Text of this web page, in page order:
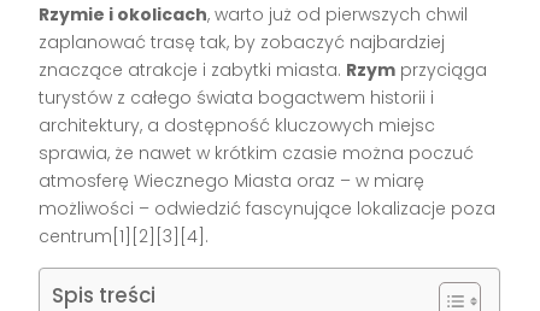
Rzymie i okolicach, warto już od pierwszych chwil
zaplanować trasę tak, by zobaczyć najbardziej
znaczące atrakcje i zabytki miasta. Rzym przyciąga
turystów z całego świata bogactwem historii i
architektury, a dostępność kluczowych miejsc
sprawia, że nawet w krótkim czasie można poczuć
atmosferę Wiecznego Miasta oraz – w miarę
możliwości – odwiedzić fascynujące lokalizacje poza
centrum[1][2][3][4].
Spis treści